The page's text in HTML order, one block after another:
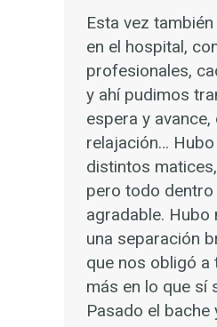
Esta vez
en el hospital,
profesionales,
y ahí pudimos
espera y
relajación…
distintos
pero todo dentro
agradable.
una separación
que nos obligó
más en lo que sí
Pasado el